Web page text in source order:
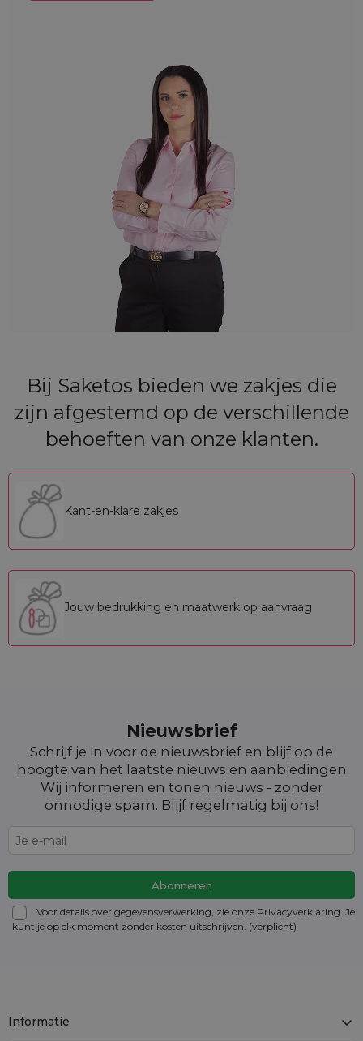
Bij Saketos bieden we zakjes die
zijn afgestemd op de verschillende
behoeften van onze klanten.
Kant-en-klare zakjes
Jouw bedrukking en maatwerk op aanvraag
Nieuwsbrief
Schrijf je in voor de nieuwsbrief en blijf op de
hoogte van het laatste nieuws en aanbiedingen
Wij informeren en tonen nieuws - zonder
onnodige spam. Blijf regelmatig bij ons!
Voor details over gegevensverwerking, zie onze Privacyverklaring. Je
kunt je op elk moment zonder kosten uitschrijven . (verplicht)
Informatie